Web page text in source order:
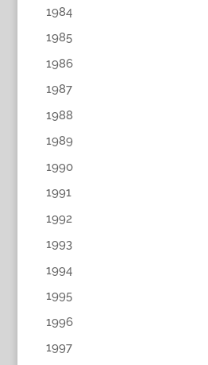
1984
1985
1986
1987
1988
1989
1990
1991
1992
1993
1994
1995
1996
1997